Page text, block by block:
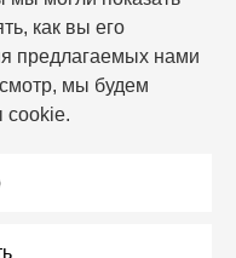
как вы его
предлагаемых нами
мы будем
cookie.
10:00 – 19:00